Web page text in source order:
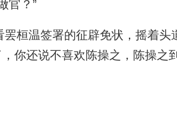
官？”
桓温签署的征辟免状，摇着头
你还说不喜欢陈操之，陈操之